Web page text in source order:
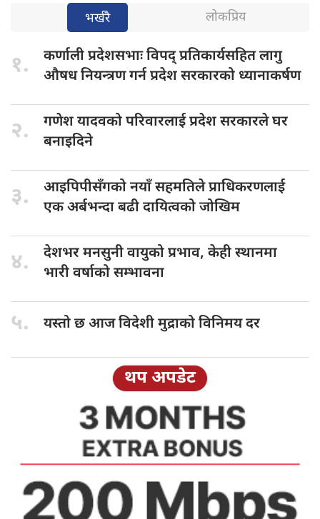
भर्खरै लोकप्रिय
१. कर्णाली प्रदेशसभाःविपद् प्रतिकार्यसहित लागु
औषध नियन्त्रण गर्न प्रदेश सरकारको ध्यानाकर्षण
२. गणेश यादवकोपरिवारलाई प्रदेश सरकारले घर
बनाइदिने
३. आइपिपीसँगको नयाँसहमतिले प्राधिकरणलाई
एक अर्बभन्दा बढी दायित्वको जोखिम
४. देशभर मनसुनीवायुको प्रभाव, केही स्थानमा
भारी वर्षाको सम्भावना
५. यस्तो छआज विदेशी मुद्राको विनिमय दर
थप अपडेट